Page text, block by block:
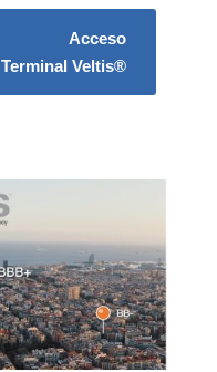
Acceso
Terminal Veltis®